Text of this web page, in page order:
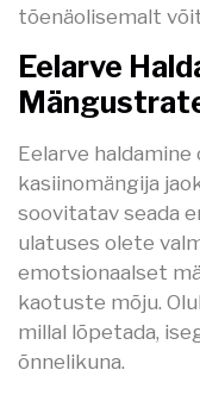
tõenäolisemalt
Eelarve
Eelarve
kasiinomängija
soovitatav seada
ulatuses olete
emotsionaalset
kaotuste mõju.
millal lõpetada,
õnnelikuna.